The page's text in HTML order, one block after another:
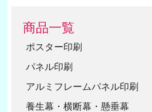
商品一覧
ポスター印刷
パネル印刷
アルミフレームパネル印刷
養生幕・横断幕・懸垂幕